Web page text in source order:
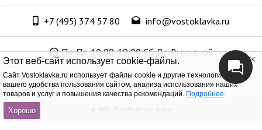
Этот веб-сайт использует cookie-файлы.
Cайт Vostoklavka.ru использует файлы cookie и другие технологии для
вашего удобства пользования сайтом, анализа использования наших
товаров и услуг и повышения качества рекомендаций. Подробнее.
Хорошо
+7 (495) 374 57 80 info@vostoklavka.ru
Пн-Пт. 10:00-19:00 Сб-Вс. Выходной
ООО «Юнит Групп», ОГРН 1147746305574